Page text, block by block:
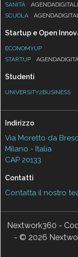
SANITÀ
SCUOLA
Startup e Open
ECONOMYUP
STARTUP
Studenti
UNIVERSITY2BUSINESS
Indirizzo
Via Moretto da
Milano - Italia
CAP 20133
Contatti
Contatta il nostro
Nextwork360 -
- © 2026